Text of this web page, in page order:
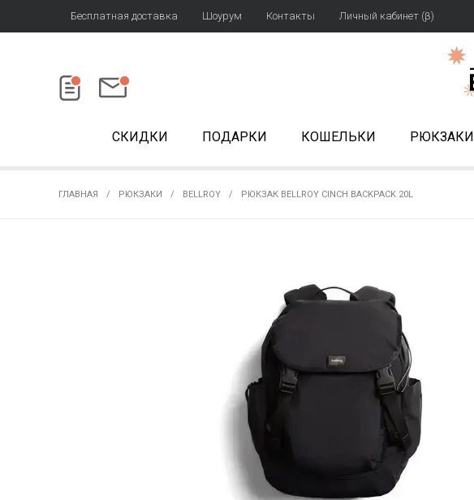
Бесплатная доставка Шоурум Контакты Личный кабинет (β)
СКИДКИ ПОДАРКИ КОШЕЛЬКИ РЮКЗАКИ
ГЛАВНАЯ РЮКЗАКИ BELLROY РЮКЗАК BELLROY CINCH BACKPACK 20L